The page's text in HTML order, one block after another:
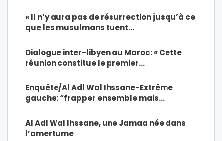
« Il n’y aura pas de résurrection jusqu’à ce
que les musulmans tuent…
Dialogue inter-libyen au Maroc: « Cette
réunion constitue le premier…
Enquête/Al Adl Wal Ihssane-Extrême
gauche: “frapper ensemble mais…
Al Adl Wal Ihssane, une Jamaa née dans
l’amertume